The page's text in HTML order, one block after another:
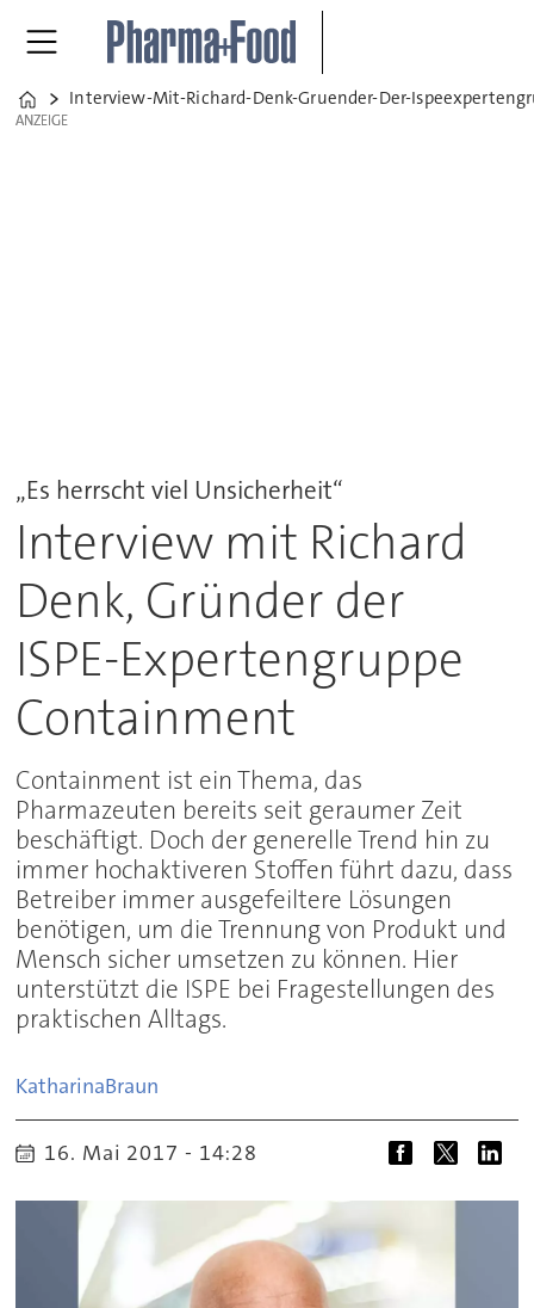
Home
Interview-Mit-Richard-Denk-Gruender-Der-
ANZEIGE
ANZEIGE
„Es herrscht viel Unsicherheit“
Interview mit Richard
Denk, Gründer der
ISPE-Expertengruppe
Containment
Containment ist ein Thema, das
Pharmazeuten bereits seit geraumer Zeit
beschäftigt. Doch der generelle Trend hin zu
immer hochaktiveren Stoffen führt dazu, dass
Betreiber immer ausgefeiltere Lösungen
benötigen, um die Trennung von Produkt und
Mensch sicher umsetzen zu können. Hier
unterstützt die ISPE bei Fragestellungen des
praktischen Alltags.
KatharinaBraun
16. Mai 2017 - 14:28